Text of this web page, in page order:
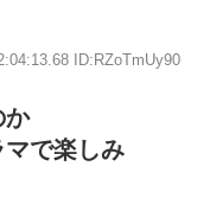
ID:RZoTmUy90
か
で楽しみ